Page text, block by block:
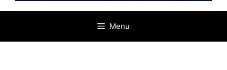
Menu